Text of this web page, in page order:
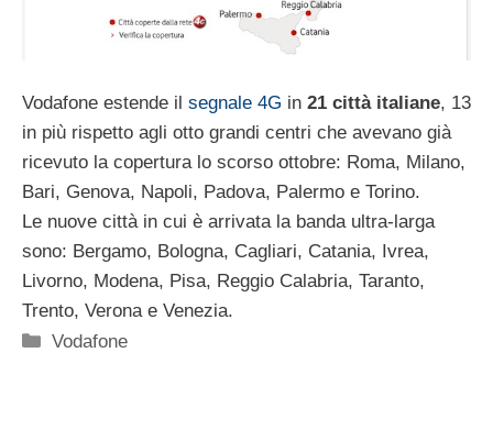
Vodafone estende il segnale 4G in 21 città italiane, 13
in più rispetto agli otto grandi centri che avevano già
ricevuto la copertura lo scorso ottobre: Roma, Milano,
Bari, Genova, Napoli, Padova, Palermo e Torino.
Le nuove città in cui è arrivata la banda ultra-larga
sono: Bergamo, Bologna, Cagliari, Catania, Ivrea,
Livorno, Modena, Pisa, Reggio Calabria, Taranto,
Trento, Verona e Venezia.
Categorie
Vodafone